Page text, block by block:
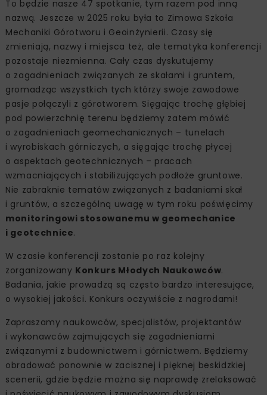
To będzie nasze 47 spotkanie, tym razem pod inną
nazwą. Jeszcze w 2025 roku była to Zimowa Szkoła
Mechaniki Górotworu i Geoinżynierii. Czasy się
zmieniają, nazwy i miejsca też, ale tematyka konferencji
pozostaje niezmienna. Cały czas dyskutujemy
o zagadnieniach związanych ze skałami i gruntem,
gromadząc wszystkich tych którzy swoje zawodowe
pasje połączyli z górotworem. Sięgając trochę głębiej
pod powierzchnię terenu będziemy zatem mówić
o zagadnieniach geomechanicznych – tunelach
i wyrobiskach górniczych, a sięgając trochę płycej
o aspektach geotechnicznych – pracach
wzmacniających i stabilizujących podłoże gruntowe.
Nie zabraknie tematów związanych z badaniami skał
i gruntów, a szczególną uwagę w tym roku poświęcimy
monitoringowi stosowanemu w geomechanice
i geotechnice.
W czasie konferencji zostanie po raz kolejny
zorganizowany Konkurs Młodych Naukowców.
Badania, jakie prowadzą są często bardzo interesujące,
o wysokiej jakości. Konkurs oczywiście z nagrodami!
Zapraszamy naukowców, specjalistów, projektantów
i wykonawców zajmujących się zagadnieniami
związanymi z budownictwem i górnictwem. Będziemy
obradować ponownie w zacisznej i pięknej beskidzkiej
scenerii, gdzie będzie można się naprawdę zrelaksować